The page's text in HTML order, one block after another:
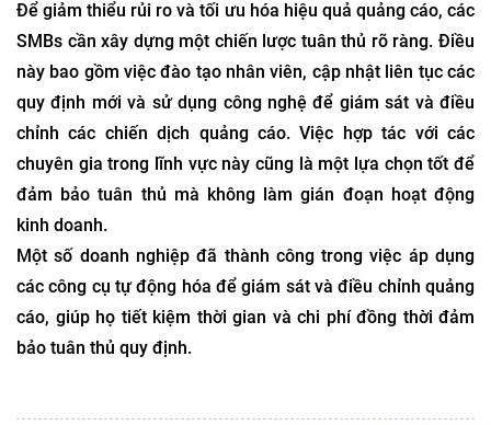
Để giảm thiểu rủi ro và tối ưu hóa hiệu quả quảng cáo, các
SMBs cần xây dựng một chiến lược tuân thủ rõ ràng. Điều
này bao gồm việc đào tạo nhân viên, cập nhật liên tục các
quy định mới và sử dụng công nghệ để giám sát và điều
chỉnh các chiến dịch quảng cáo. Việc hợp tác với các
chuyên gia trong lĩnh vực này cũng là một lựa chọn tốt để
đảm bảo tuân thủ mà không làm gián đoạn hoạt động
kinh doanh.
Một số doanh nghiệp đã thành công trong việc áp dụng
các công cụ tự động hóa để giám sát và điều chỉnh quảng
cáo, giúp họ tiết kiệm thời gian và chi phí đồng thời đảm
bảo tuân thủ quy định.